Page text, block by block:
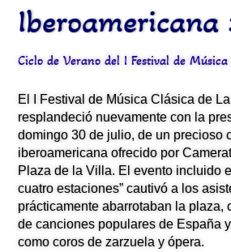
Iberoamericana
Ciclo de Verano del I Festival de
El I Festival de Música Clásica de
resplandeció nuevamente con la
domingo 30 de julio, de un precioso
iberoamericana ofrecido por
Plaza de la Villa. El evento incluido
cuatro estaciones” cautivó a los
prácticamente abarrotaban la plaza,
de canciones populares de España
como coros de zarzuela y ópera.